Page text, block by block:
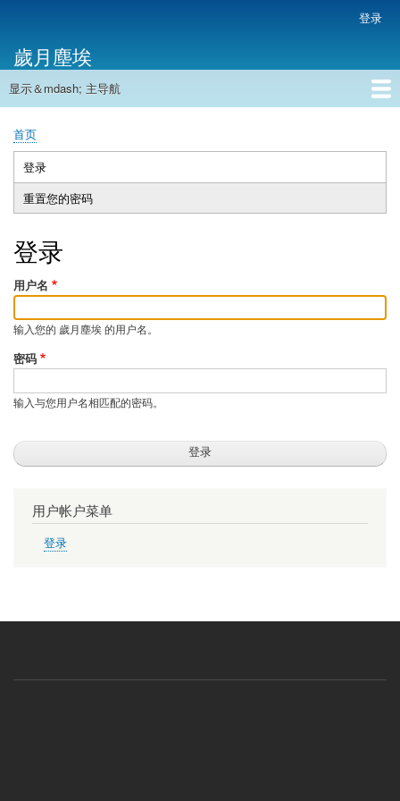
主
内
帐
户
菜
单
登录
歲月塵埃
主
航
显示＆mdash; 主导航
首页
面
包
屑
首页
主
标
登录
动
标
重置您的密码
登录
用户名
输入您的 歲月塵埃 的用户名。
密码
输入与您用户名相匹配的密码。
用户帐户菜单
登录